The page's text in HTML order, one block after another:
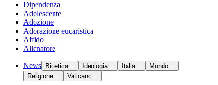
Dipendenza
Adolescente
Adozione
Adorazione eucaristica
Affido
Allenatore
News Bioetica Ideologia Italia
Mondo
Religione
Vaticano